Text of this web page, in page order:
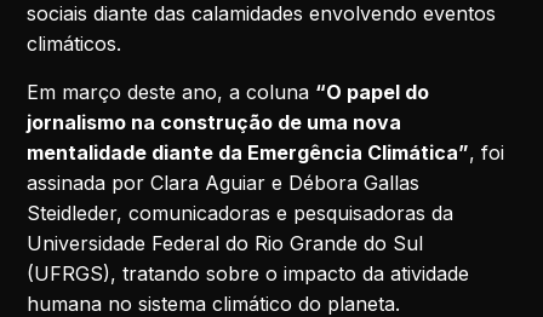
sociais diante das calamidades envolvendo eventos
climáticos.
Em março deste ano, a coluna “O papel do
jornalismo na construção de uma nova
mentalidade diante da Emergência Climática”, foi
assinada por Clara Aguiar e Débora Gallas
Steidleder, comunicadoras e pesquisadoras da
Universidade Federal do Rio Grande do Sul
(UFRGS), tratando sobre o impacto da atividade
humana no sistema climático do planeta.